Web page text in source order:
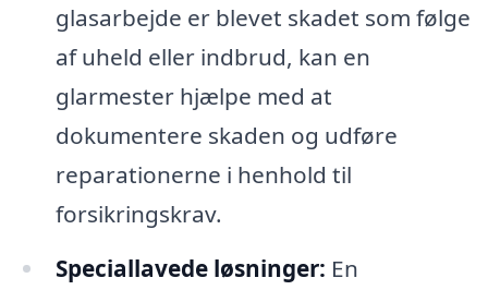
glasarbejde er blevet skadet som følge
af uheld eller indbrud, kan en
glarmester hjælpe med at
dokumentere skaden og udføre
reparationerne i henhold til
forsikringskrav.
Speciallavede løsninger: En